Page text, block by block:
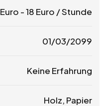
Euro -18 Euro / Stunde
01/03/2099
Keine Erfahrung
Holz, Papier